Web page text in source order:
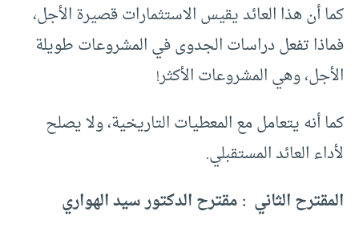
كما أن هذا العائد يقيس الاستثمارات قصيرة الأجل،
فماذا تفعل دراسات الجدوى في المشروعات طويلة
الأجل، وهي المشروعات الأكثر!
كما أنه يتعامل مع المعطيات التاريخية، ولا يصلح
لأداء العائد المستقبلي.
المقترح الثاني : مقترح الدكتور سيد الهواري